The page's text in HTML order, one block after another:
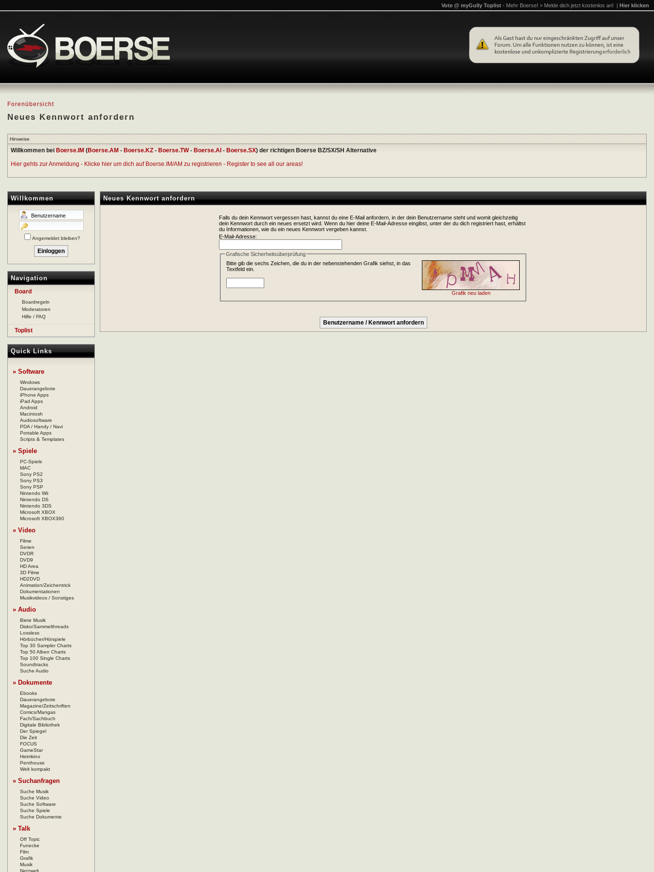
Forenübersicht
Neues Kennwort anfordern
Vote @ myGully Toplist - Mehr Boerse! > Melde dich jetzt kostenlos an! | Hier klicken
Hinweise
Willkommen bei Boerse.IM (Boerse.AM - Boerse.KZ - Boerse.TW- Boerse.AI - Boerse.SX) der richtigen Boerse BZ/SX/SH Alternative
Hier gehts zur Anmeldung - Klicke hier um dich auf Boerse.IM/AM zu registrieren - Register to see all our areas!
Willkommen
Angemeldet bleiben?
Navigation
Board
Boardregeln
Moderatoren
Hilfe / FAQ
Toplist
Quick Links
» Software
Windows
Dauerangebote
iPhone Apps
iPad Apps
Android
Macintosh
Audiosoftware
PDA / Handy / Navi
Portable Apps
Scripts & Templates
» Spiele
PC-Spiele
MAC
Sony PS2
Sony PS3
Sony PSP
Nintendo Wii
Nintendo DS
Nintendo 3DS
Microsoft XBOX
Microsoft XBOX360
» Video
Filme
Serien
DVDR
DVD9
HD Area
3D Filme
HD2DVD
Animation/Zeichentrick
Dokumentationen
Musikvideos / Sonstiges
» Audio
Biete Musik
Disko/Sammelthreads
Lossless
Hörbücher/Hörspiele
Top 30 Sampler Charts
Top 50 Alben Charts
Top 100 Single Charts
Soundtracks
Suche Audio
» Dokumente
Ebooks
Dauerangebote
Magazine/Zeitschriften
Comics/Mangas
Fach/Sachbuch
Digitale Bibliothek
Der Spiegel
Die Zeit
FOCUS
GameStar
Heimkino
Penthouse
Welt kompakt
» Suchanfragen
Suche Musik
Suche Video
Suche Software
Suche Spiele
Suche Dokumente
» Talk
Off Topic
Funecke
Film
Grafik
Musik
Neues Kennwort anfordern
Falls du dein Kennwort vergessen hast, kannst du eine E-Mail anfordern, in der dein Benutzername steht und womit gleichzeitig
dein Kennwort durch ein neues ersetzt wird. Wenn du hier deine E-Mail-Adresse eingibst, unter der du dich registriert hast, erhältst
du Informationen, wie du ein neues Kennwort vergeben kannst.
E-Mail-Adresse:
Grafische Sicherheitsüberprüfung
Bitte gib die sechs Zeichen, die du in der nebenstehenden Grafik siehst, in das
Textfeld ein.
Grafik neu laden